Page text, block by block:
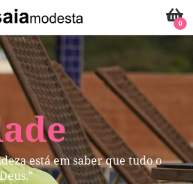
está em saber que tudo o
0